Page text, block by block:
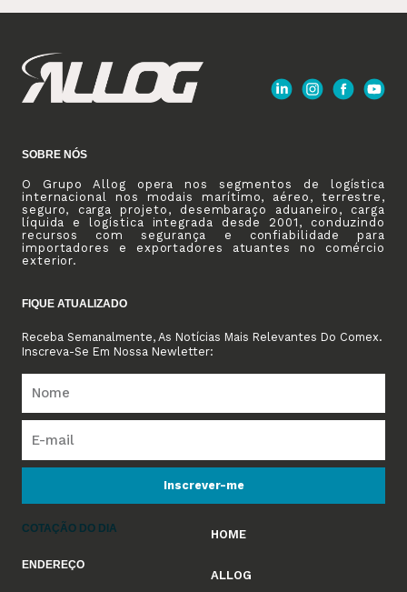
SOBRE NÓS
O Grupo Allog opera nos segmentos de logística
internacional nos modais marítimo, aéreo, terrestre,
seguro, carga projeto, desembaraço aduaneiro, carga
líquida e logística integrada desde 2001, conduzindo
recursos com segurança e confiabilidade para
importadores e exportadores atuantes no comércio
exterior.
FIQUE ATUALIZADO
Receba Semanalmente, As Notícias Mais Relevantes Do Comex.
Inscreva-Se Em Nossa Newletter:
Inscrever-me
COTAÇÃO DO DIA
ENDEREÇO
HOME
ALLOG